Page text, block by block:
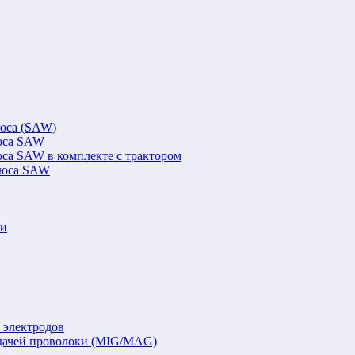
(SAW)
SAW
SAW в комплекте с трактором
SAW
проволоки (MIG/MAG)